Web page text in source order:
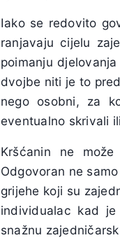
Iako se redovito
ranjavaju cijelu
poimanju
dvojbe niti je to
nego osobni, za
eventualno skrivali
Kršćanin ne
Odgovoran ne
grijehe koji su
individualac kad
snažnu